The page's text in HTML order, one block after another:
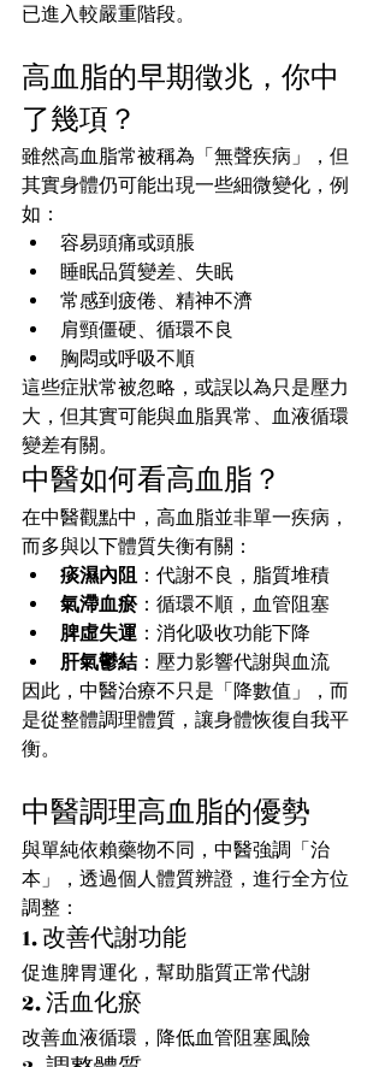
已進入較嚴重階段。
高血脂的早期徵兆，你中
了幾項？
雖然高血脂常被稱為「無聲疾病」，但
其實身體仍可能出現一些細微變化，例
如：
容易頭痛或頭脹
睡眠品質變差、失眠
常感到疲倦、精神不濟
肩頸僵硬、循環不良
胸悶或呼吸不順
這些症狀常被忽略，或誤以為只是壓力
大，但其實可能與血脂異常、血液循環
變差有關。
中醫如何看高血脂？
在中醫觀點中，高血脂並非單一疾病，
而多與以下體質失衡有關：
痰濕內阻 ：代謝不良，脂質堆積
氣滯血瘀：循環不順，血管阻塞
脾虛失運 ：消化吸收功能下降
肝氣鬱結 ：壓力影響代謝與血流
因此，中醫治療不只是「降數值」，而
是從整體調理體質，讓身體恢復自我平
衡。
中醫調理高血脂的優勢
與單純依賴藥物不同，中醫強調「治
本」，透過個人體質辨證，進行全方位
調整：
1. 改善代謝功能
促進脾胃運化，幫助脂質正常代謝
2. 活血化瘀
改善血液循環，降低血管阻塞風險